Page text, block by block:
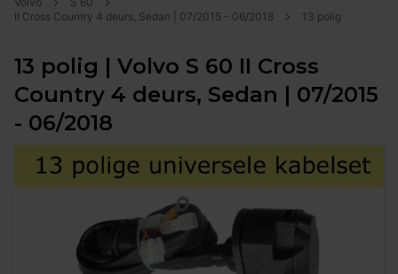
II Cross Country 4 deurs, Sedan | 07/2015 - 06/2018
13 polig
13 polig | Volvo S 60 II Cross
Country 4 deurs, Sedan | 07/2015
- 06/2018